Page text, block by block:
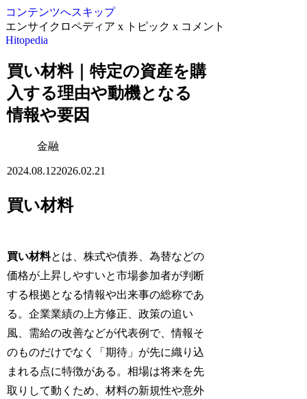
コンテンツへスキップ
エンサイクロペディア x トピック x コメント
Hitopedia
買い材料｜特定の資産を購
入する理由や動機となる
情報や要因
金融
2024.08.122026.02.21
買い材料
買い材料とは、株式や債券、為替などの
価格が上昇しやすいと市場参加者が判断
する根拠となる情報や出来事の総称であ
る。企業業績の上方修正、政策の追い
風、需給の改善などが代表例で、情報そ
のものだけでなく「期待」が先に織り込
まれる点に特徴がある。相場は将来を先
取りして動くため、材料の新規性や意外